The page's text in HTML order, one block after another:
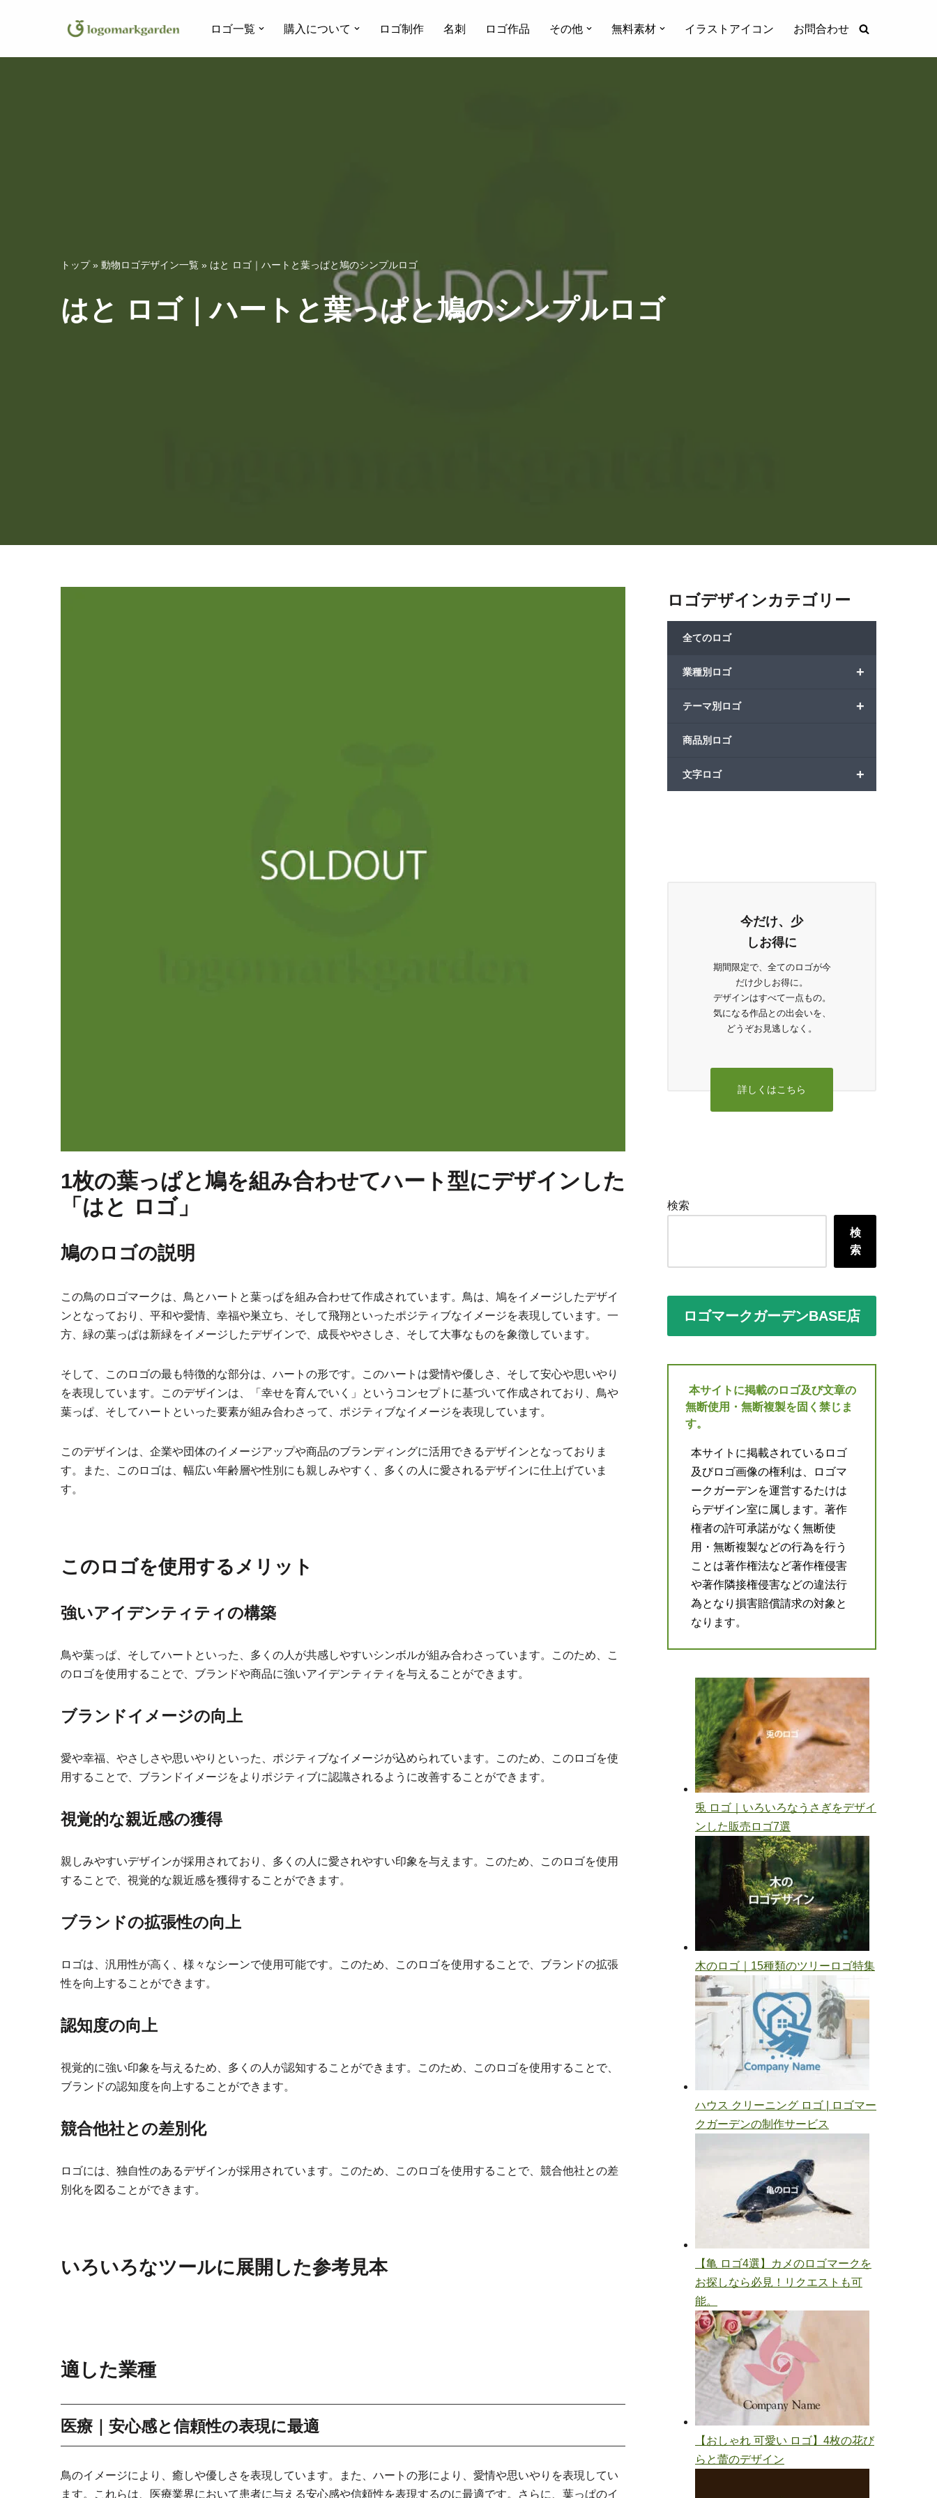
ン
ロゴ一覧 購入について ロゴ制作 名刺 ロゴ作品 その他 無料素材 イラストアイコン お問合わせ
トップ» 動物ロゴデザイン一覧 » はと ロゴ｜ハートと葉っぱと鳩のシンプルロゴ
はと ロゴ｜ハートと葉っぱと鳩のシンプルロゴ
1枚の葉っぱと鳩を組み合わせてハート型にデザインした
「はと ロゴ」
鳩のロゴの説明
この鳥のロゴマークは、鳥とハートと葉っぱを組み合わせて作成されています。鳥は、鳩をイメージしたデザイ
ンとなっており、平和や愛情、幸福や巣立ち、そして飛翔といったポジティブなイメージを表現しています。一
方、緑の葉っぱは新緑をイメージしたデザインで、成長ややさしさ、そして大事なものを象徴しています。
そして、このロゴの最も特徴的な部分は、ハートの形です。このハートは愛情や優しさ、そして安心や思いやり
を表現しています。このデザインは、「幸せを育んでいく」というコンセプトに基づいて作成されており、鳥や
葉っぱ、そしてハートといった要素が組み合わさって、ポジティブなイメージを表現しています。
このデザインは、企業や団体のイメージアップや商品のブランディングに活用できるデザインとなっておりま
す。また、このロゴは、幅広い年齢層や性別にも親しみやすく、多くの人に愛されるデザインに仕上げていま
す。
このロゴを使用するメリット
強いアイデンティティの構築
鳥や葉っぱ、そしてハートといった、多くの人が共感しやすいシンボルが組み合わさっています。このため、こ
のロゴを使用することで、ブランドや商品に強いアイデンティティを与えることができます。
ブランドイメージの向上
愛や幸福、やさしさや思いやりといった、ポジティブなイメージが込められています。このため、このロゴを使
用することで、ブランドイメージをよりポジティブに認識されるように改善することができます。
視覚的な親近感の獲得
親しみやすいデザインが採用されており、多くの人に愛されやすい印象を与えます。このため、このロゴを使用
することで、視覚的な親近感を獲得することができます。
ブランドの拡張性の向上
ロゴは、汎用性が高く、様々なシーンで使用可能です。このため、このロゴを使用することで、ブランドの拡張
性を向上することができます。
認知度の向上
視覚的に強い印象を与えるため、多くの人が認知することができます。このため、このロゴを使用することで、
ブランドの認知度を向上することができます。
競合他社との差別化
ロゴには、独自性のあるデザインが採用されています。このため、このロゴを使用することで、競合他社との差
別化を図ることができます。
いろいろなツールに展開した参考見本
適した業種
医療｜安心感と信頼性の表現に最適
鳥のイメージにより、癒しや優しさを表現しています。また、ハートの形により、愛情や思いやりを表現してい
ます。これらは、医療業界において患者に与える安心感や信頼性を表現するのに最適です。さらに、葉っぱのイ
ロゴデザインカテゴリー
全てのロゴ
+
業種別ロゴ
+
テーマ別ロゴ
商品別ロゴ
+
文字ロゴ
今だけ、少
しお得に
期間限定で、全てのロゴが今
だけ少しお得に。
デザインはすべて一点もの。
気になる作品との出会いを、
どうぞお見逃しなく。
詳しくはこちら
検索
検
索
ロゴマークガーデンBASE店
本サイトに掲載のロゴ及び文章の
無断使用・無断複製を固く禁じま
す。
本サイトに掲載されているロゴ
及びロゴ画像の権利は、ロゴマ
ークガーデンを運営するたけは
らデザイン室に属します。著作
権者の許可承諾がなく無断使
用・無断複製などの行為を行う
ことは著作権法など著作権侵害
や著作隣接権侵害などの違法行
為となり損害賠償請求の対象と
なります。